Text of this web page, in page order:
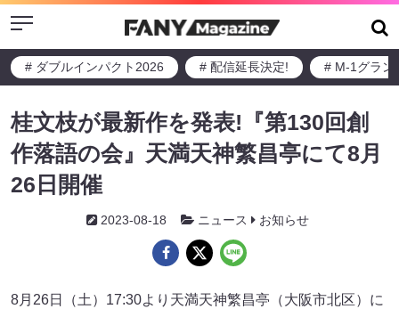
Menu
# ダブルインパクト2026 # 配信延長決定! # M-1グラン
桂文枝が最新作を発表!『第130回創
作落語の会』天満天神繁昌亭にて8月
26日開催
2023-08-18 ニュース お知らせ
8月26日（土）17:30より天満天神繁昌亭（大阪市北区）に